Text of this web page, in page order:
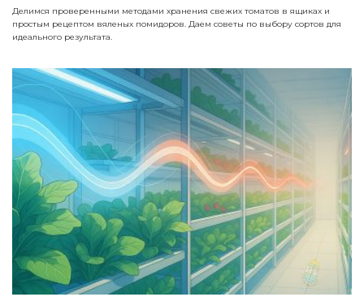
Делимся проверенными методами хранения свежих томатов в ящиках и
простым рецептом вяленых помидоров. Даем советы по выбору сортов для
идеального результата.